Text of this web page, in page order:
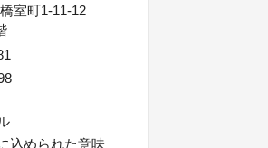
室町1-11-12
込められた意味